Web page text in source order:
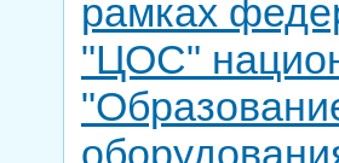
рамках
"ЦОС"